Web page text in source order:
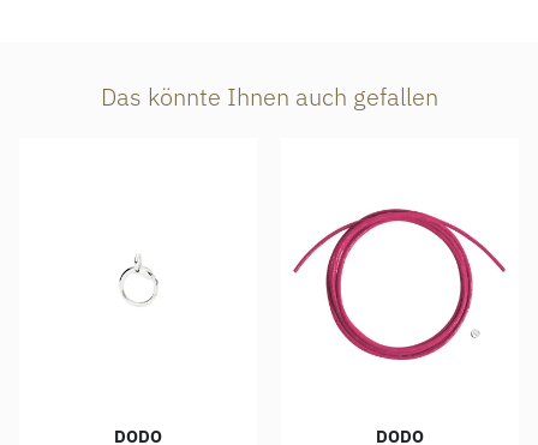
Das könnte Ihnen auch gefallen
DODO DODO